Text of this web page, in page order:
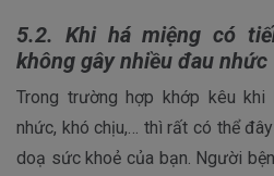
5.2. Khi há miệng có
không gây nhiều đau nhức
Trong trường hợp khớp kêu khi
nhức, khó chịu,… thì rất có thể
doạ sức khoẻ của bạn. Người